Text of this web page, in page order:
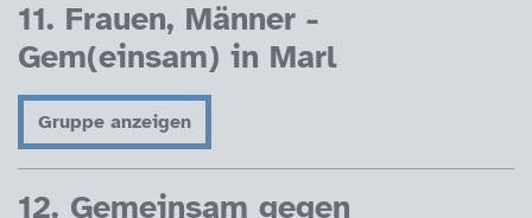
11. Frauen, Männer -
Gem(einsam) in Marl
Gruppe anzeigen
12. Gemeinsam gegen